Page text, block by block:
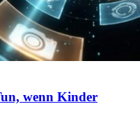
wenn Kinder